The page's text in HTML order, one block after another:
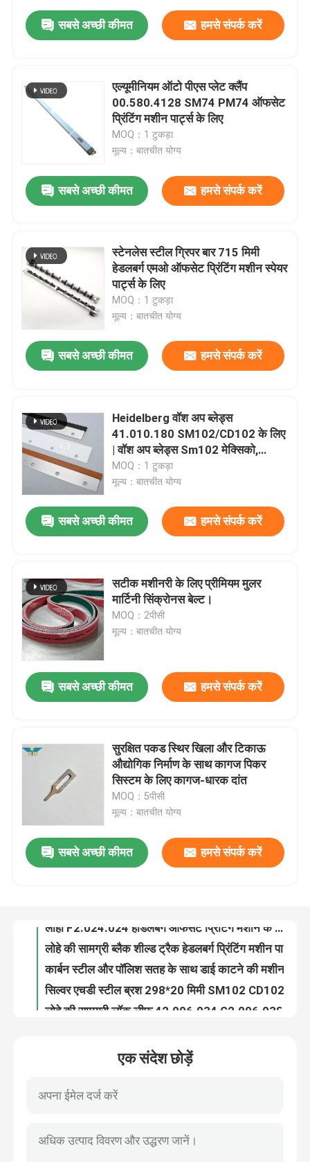
घर
उत्पादों
हमारे बारे में
गुणवत्ता नियंत्रण
सबसे अच्छी कीमत हमसे संपर्क करें
एल्यूमीनियम ऑटो पीएस प्लेट क्लैंप
00.580.4128 SM74 PM74 ऑफसेट
प्रिंटिंग मशीन पार्ट्स के लिए
MOQ：1 टुकड़ा
मूल्य：बातचीत योग्य
सबसे अच्छी कीमत हमसे संपर्क करें
स्टेनलेस स्टील ग्रिपर बार 715 मिमी
हेडलबर्ग एमओ ऑफसेट प्रिंटिंग मशीन स्पेयर
पार्ट्स के लिए
MOQ：1 टुकड़ा
मूल्य：बातचीत योग्य
सबसे अच्छी कीमत हमसे संपर्क करें
Heidelberg वॉश अप ब्लेड्स
41.010.180 SM102/CD102 के लिए
| वॉश अप ब्लेड्स Sm102 मेक्सिको,
ब्राजील और रूस के लिए फास्ट कोट
MOQ：1 टुकड़ा
मूल्य：बातचीत योग्य
सबसे अच्छी कीमत हमसे संपर्क करें
सटीक मशीनरी के लिए प्रीमियम मुलर
मार्टिनी सिंक्रोनस बेल्ट।
MOQ：2पीसी
मूल्य：बातचीत योग्य
सबसे अच्छी कीमत हमसे संपर्क करें
सुरक्षित पकड स्थिर खिला और टिकाऊ
औद्योगिक निर्माण के साथ कागज पिकर
सिस्टम के लिए कागज-धारक दांत
MOQ：5पीसी
मूल्य：बातचीत योग्य
सबसे अच्छी कीमत हमसे संपर्क करें
आयरन सामग्री एचडी शीट विभाजक SM52 L4 के लिए उंगली028.164S L4.028.165एस हीडलबर्ग प्रिंटिंग मशीन पार्ट्स
एक संदेश छोड़ें